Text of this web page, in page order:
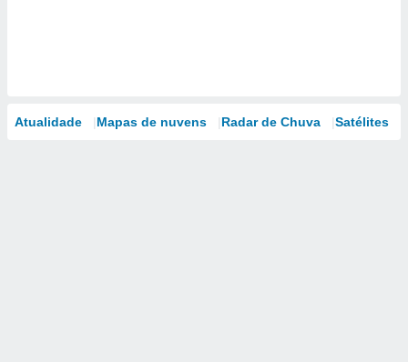
Atualidade Mapas de nuvens Radar de Chuva Satélites